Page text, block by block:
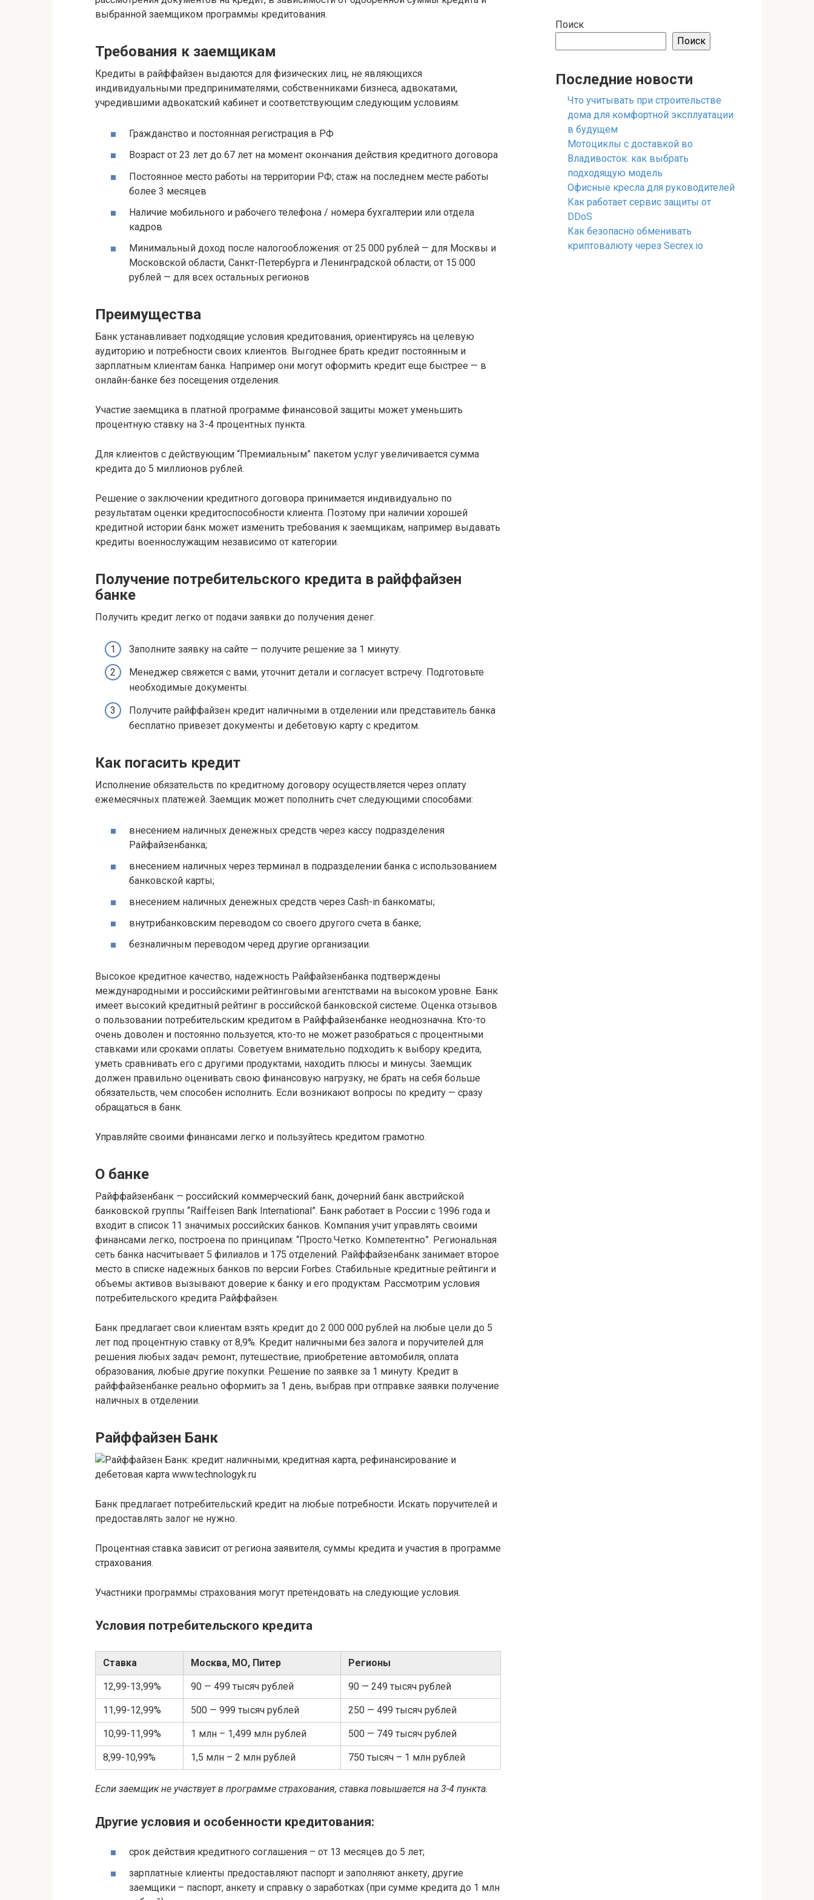
выбранной заемщиком программы кредитования.
Требования к заемщикам
Кредиты в райффайзен выдаются для физических лиц, не являющихся
индивидуальными предпринимателями, собственниками бизнеса, адвокатами,
учредившими адвокатский кабинет и соответствующим следующим условиям:
Гражданство и постоянная регистрация в РФ
Возраст от 23 лет до 67 лет на момент окончания действия кредитного договора
Постоянное место работы на территории РФ; стаж на последнем месте работы
более 3 месяцев
Наличие мобильного и рабочего телефона / номера бухгалтерии или отдела
кадров
Минимальный доход после налогообложения: от 25 000 рублей — для Москвы и
Московской области, Санкт-Петербурга и Ленинградской области; от 15 000
рублей — для всех остальных регионов
Преимущества
Банк устанавливает подходящие условия кредитования, ориентируясь на целевую
аудиторию и потребности своих клиентов. Выгоднее брать кредит постоянным и
зарплатным клиентам банка. Например они могут оформить кредит еще быстрее — в
онлайн-банке без посещения отделения.
Участие заемщика в платной программе финансовой защиты может уменьшить
процентную ставку на 3-4 процентных пункта.
Для клиентов с действующим “Премиальным” пакетом услуг увеличивается сумма
кредита до 5 миллионов рублей.
Решение о заключении кредитного договора принимается индивидуально по
результатам оценки кредитоспособности клиента. Поэтому при наличии хорошей
кредитной истории банк может изменить требования к заемщикам, например выдавать
кредиты военнослужащим независимо от категории.
Получение потребительского кредита в райффайзен
банке
Получить кредит легко от подачи заявки до получения денег.
Заполните заявку на сайте — получите решение за 1 минуту.
Менеджер свяжется с вами, уточнит детали и согласует встречу. Подготовьте
необходимые документы.
Получите райффайзен кредит наличными в отделении или представитель банка
бесплатно привезет документы и дебетовую карту с кредитом.
Как погасить кредит
Исполнение обязательств по кредитному договору осуществляется через оплату
ежемесячных платежей. Заемщик может пополнить счет следующими способами:
внесением наличных денежных средств через кассу подразделения
Райфайзенбанка;
внесением наличных через терминал в подразделении банка с использованием
банковской карты;
внесением наличных денежных средств через Cash-in банкоматы;
внутрибанковским переводом со своего другого счета в банке;
безналичным переводом черед другие организации.
Высокое кредитное качество, надежность Райфайзенбанка подтверждены
международными и российскими рейтинговыми агентствами на высоком уровне. Банк
имеет высокий кредитный рейтинг в российской банковской системе. Оценка отзывов
о пользовании потребительским кредитом в Райффайзенбанке неоднозначна. Кто-то
очень доволен и постоянно пользуется, кто-то не может разобраться с процентными
ставками или сроками оплаты. Советуем внимательно подходить к выбору кредита,
уметь сравнивать его с другими продуктами, находить плюсы и минусы. Заемщик
должен правильно оценивать свою финансовую нагрузку, не брать на себя больше
обязательств, чем способен исполнить. Если возникают вопросы по кредиту — сразу
обращаться в банк.
Управляйте своими финансами легко и пользуйтесь кредитом грамотно.
О банке
Райффайзенбанк — российский коммерческий банк, дочерний банк австрийской
банковской группы “Raiffeisen Bank International”. Банк работает в России с 1996 года и
входит в список 11 значимых российских банков. Компания учит управлять своими
финансами легко, построена по принципам: “Просто.Четко. Компетентно”. Региональная
сеть банка насчитывает 5 филиалов и 175 отделений. Райффайзенбанк занимает второе
место в списке надежных банков по версии Forbes. Стабильные кредитные рейтинги и
объемы активов вызывают доверие к банку и его продуктам. Рассмотрим условия
потребительского кредита Райффайзен.
Банк предлагает свои клиентам взять кредит до 2 000 000 рублей на любые цели до 5
лет под процентную ставку от 8,9%. Кредит наличными без залога и поручителей для
решения любых задач: ремонт, путешествие, приобретение автомобиля, оплата
образования, любые другие покупки. Решение по заявке за 1 минуту. Кредит в
райффайзенбанке реально оформить за 1 день, выбрав при отправке заявки получение
наличных в отделении.
Райффайзен Банк
Банк предлагает потребительский кредит на любые потребности. Искать поручителей и
предоставлять залог не нужно.
Процентная ставка зависит от региона заявителя, суммы кредита и участия в программе
страхования.
Участники программы страхования могут претендовать на следующие условия.
Условия потребительского кредита
Ставка Москва, МО, Питер Регионы
12,99-13,99% 90 — 499 тысяч рублей 90 — 249 тысяч рублей
11,99-12,99% 500 — 999 тысяч рублей 250 — 499 тысяч рублей
10,99-11,99% 1 млн – 1,499 млн рублей 500 — 749 тысяч рублей
8,99-10,99% 1,5 млн – 2 млн рублей 750 тысяч – 1 млн рублей
Если заемщик не участвует в программе страхования, ставка повышается на 3-4 пункта.
Другие условия и особенности кредитования:
срок действия кредитного соглашения – от 13 месяцев до 5 лет;
зарплатные клиенты предоставляют паспорт и заполняют анкету, другие
заемщики – паспорт, анкету и справку о заработках (при сумме кредита до 1 млн
Поиск
Поиск
Последние новости
Что учитывать при строительстве
дома для комфортной эксплуатации
в будущем
Мотоциклы с доставкой во
Владивосток: как выбрать
подходящую модель
Офисные кресла для руководителей
Как работает сервис защиты от
DDoS
Как безопасно обменивать
криптовалюту через Secrex.io